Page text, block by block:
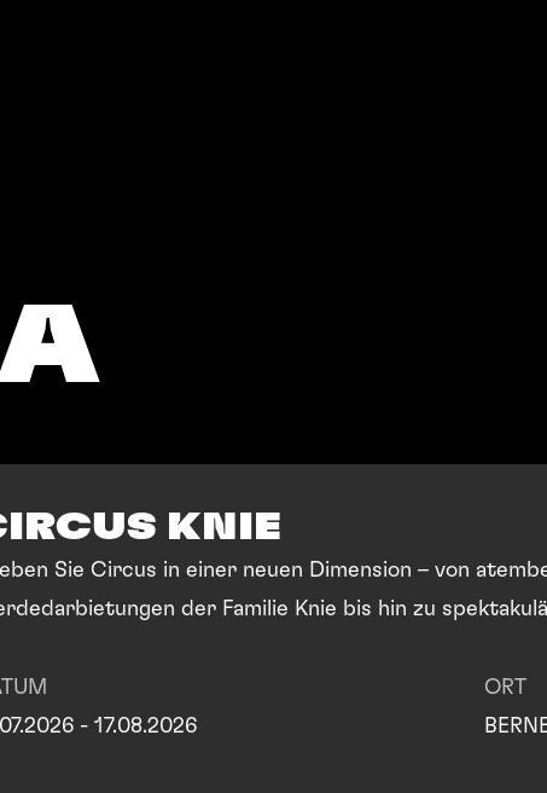
KNIE
Sie Circus in einer neuen Dimension – von
der Familie Knie bis hin zu
- 17.08.2026
ORT